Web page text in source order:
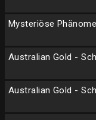
Mysteriöse
Australian Gold -
Australian Gold -